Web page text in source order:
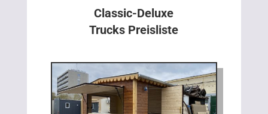
Classic-Deluxe
Trucks Preisliste